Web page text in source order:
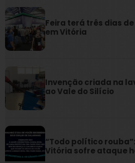
Feira terá três dias
em Vitória
Invenção criada na
ao Vale do Silício
“Todo político
Vitória sofre ataque